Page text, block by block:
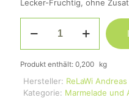
Lecker-Fruchtig, ohne
Pfirsich
Produkt enthält: 0,200 kg
Hersteller: ReLaWi
Kategorie: Marmelade und